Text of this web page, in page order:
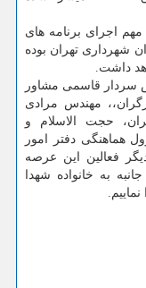
اجرای برنامه های
شهرداری تهران بوده
داشت.
سردار قاسمی مشاور
مهندس مرادی
حجت الاسلام و
هماهنگی دفتر امور
فعالین این عرصه
به خانواده شهدا